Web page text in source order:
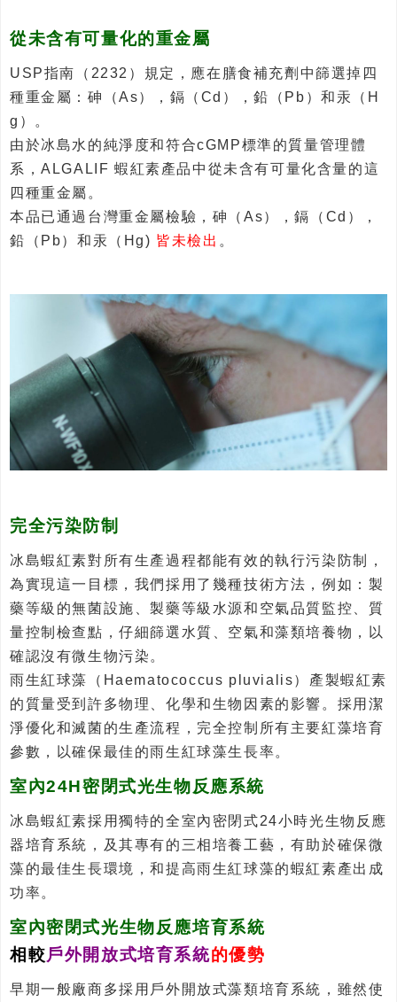
從未含有可量化的重金屬
USP指南（2232）規定，應在膳食補充劑中篩選掉四
種重金屬：砷（As），鎘（Cd），鉛（Pb）和汞（H
g）。
由於冰島水的純淨度和符合cGMP標準的質量管理體
系，ALGALIF 蝦紅素產品中從未含有可量化含量的這
四種重金屬。
本品已通過台灣重金屬檢驗，砷（As），鎘（Cd），
鉛（Pb）和汞（Hg) 皆未檢出 。
完全污染防制
冰島蝦紅素對所有生產過程都能有效的執行污染防制，
為實現這一目標，我們採用了幾種技術方法，例如：製
藥等級的無菌設施、製藥等級水源和空氣品質監控、質
量控制檢查點，仔細篩選水質、空氣和藻類培養物，以
確認沒有微生物污染。
雨生紅球藻（Haematococcus pluvialis）產製蝦紅素
的質量受到許多物理、化學和生物因素的影響。採用潔
淨優化和滅菌的生產流程，完全控制所有主要紅藻培育
參數，以確保最佳的雨生紅球藻生長率。
室內24H密閉式光生物反應系統
冰島蝦紅素採用獨特的全室內密閉式24小時光生物反應
器培育系統，及其專有的三相培養工藝，有助於確保微
藻的最佳生長環境，和提高雨生紅球藻的蝦紅素產出成
功率。
室內密閉式光生物反應培育系統
相較戶外開放式培育系統的優勢
早期一般廠商多採用戶外開放式藻類培育系統，雖然使